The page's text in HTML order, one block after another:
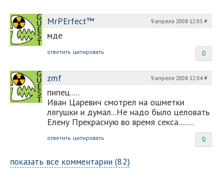
MrPErfect™ 9 апреля 2008 12:03 #
мде
0
ответить цитировать
zmf 9 апреля 2008 12:04#
пипец.....
Иван Царевич смотрел на ошметки
лягушки и думал...Не надо было целовать
Елену Прекрасную во время секса........
0
ответить цитировать
показать все комментарии (82)